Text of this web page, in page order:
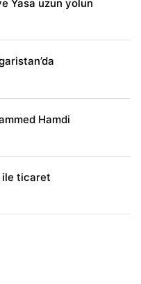
Yasa uzun yolun
Hamdi
ile ticaret